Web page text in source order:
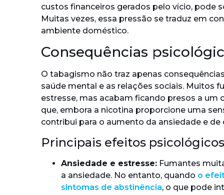
custos financeiros gerados pelo vício, pode
Muitas vezes, essa pressão se traduz em
ambiente doméstico.
Consequências
O tabagismo não traz apenas
saúde mental e as relações sociais. Muitos
estresse, mas acabam ficando presos a um
que, embora a nicotina proporcione uma
contribui para o aumento da ansiedade e
Principais efeitos
Ansiedade e estresse: Fumantes
a ansiedade. No entanto, quando o
sintomas de abstinência, o que pode